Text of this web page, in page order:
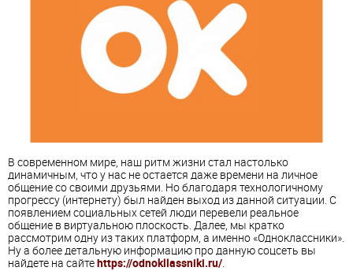
В современном мире, наш ритм жизни стал настолько
динамичным, что у нас не остается даже времени на личное
общение со своими друзьями. Но благодаря технологичному
прогрессу (интернету) был найден выход из данной ситуации. С
появлением социальных сетей люди перевели реальное
общение в виртуальною плоскость. Далее, мы кратко
рассмотрим одну из таких платформ, а именно «Одноклассники».
Ну а более детальную информацию про данную соцсеть вы
найдете на сайтеhttps://odnokllassniki.ru/.